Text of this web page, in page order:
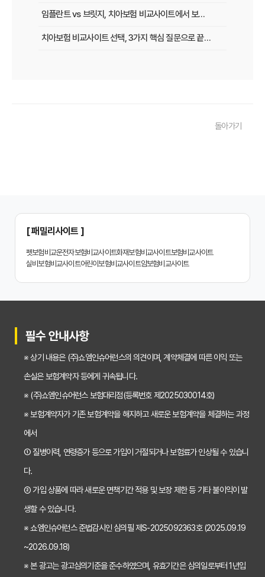
임플란트 vs 브릿지, 치아보험 비교사이트에서 보장 범위 꼼꼼하게 확인하는 꿀팁
치아보험 비교사이트 선택, 3가지 핵심 질문으로 끝내기
치아보험 비교사이트 똑똑하게 활용하는 3가지 꿀팁
치아보험 비교사이트 선택 전 반드시 알아야 할 5가지 핵심 질문
임플란트, 크라운 치료비 부담? 치아보험 비교사이트 활용법 및 보장꿀팁
2026년 치아보험, 가격 vs 보장! 비교 분석으로 나에게 딱 맞는 보험 찾기
치아보험 비교사이트 활용법: 숨겨진 보장까지 꼼꼼하게 찾는 꿀팁
치아보험 비교사이트 활용법: 숨은 꿀팁 대방출! 보험료 절약 노하우
돌아가기
[ 패밀리사이트 ]
펫보험비교운전자보험비교사이트화재보험비교사이트보험비교사이트
실비보험비교사이트어린이보험비교사이트암보험비교사이트
필수 안내사항
※ 상기 내용은 (주)쇼엠인슈어런스의 의견이며, 계약체결에 따른 이익 또는
손실은 보험계약자 등에게 귀속됩니다.
※ (주)쇼엠인슈어런스 보험대리점(등록번호 제2025030014호)
※ 보험계약자가 기존 보험계약을 해지하고 새로운 보험계약을 체결하는 과정
에서
① 질병이력, 연령증가 등으로 가입이 거절되거나 보험료가 인상될 수 있습니
다.
② 가입 상품에 따라 새로운 면책기간 적용 및 보장 제한 등 기타 불이익이 발
생할 수 있습니다.
※ 쇼엠인슈어런스 준법감시인 심의필 제S-2025092363호 (2025.09.19
~2026.09.18)
※ 본 광고는 광고심의기준을 준수하였으며, 유효기간은 심의일로부터 1년입